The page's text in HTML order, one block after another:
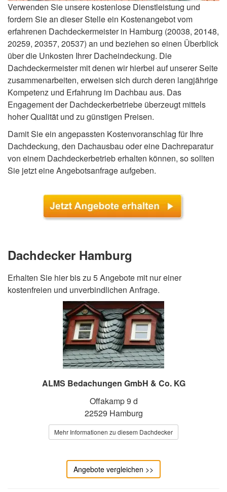
Verwenden Sie unsere kostenlose Dienstleistung und
fordern Sie an dieser Stelle ein Kostenangebot vom
erfahrenen Dachdeckermeister in Hamburg (20038, 20148,
20259, 20357, 20537) an und beziehen so einen Überblick
über die Unkosten Ihrer Dacheindeckung. Die
Dachdeckermeister mit denen wir hierbei auf unserer Seite
zusammenarbeiten, erweisen sich durch deren langjährige
Kompetenz und Erfahrung im Dachbau aus. Das
Engagement der Dachdeckerbetriebe überzeugt mittels
hoher Qualität und zu günstigen Preisen.
Damit Sie ein angepassten Kostenvoranschlag für Ihre
Dachdeckung, den Dachausbau oder eine Dachreparatur
von einem Dachdeckerbetrieb erhalten können, so sollten
Sie jetzt eine Angebotsanfrage aufgeben.
Dachdecker Hamburg
Erhalten Sie hier bis zu 5 Angebote mit nur einer
kostenfreien und unverbindlichen Anfrage.
ALMS Bedachungen GmbH & Co. KG
Offakamp 9 d
22529 Hamburg
Mehr Informationen zu diesem Dachdecker
Angebote vergleichen >>